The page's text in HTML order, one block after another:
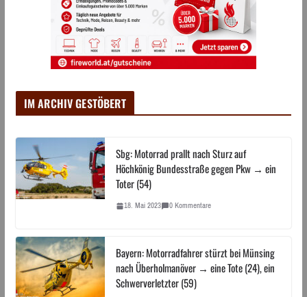
IM ARCHIV GESTÖBERT
Sbg: Motorrad prallt nach Sturz auf
Höchkönig Bundesstraße gegen Pkw → ein
Toter (54)
18. Mai 2023 0 Kommentare
Bayern: Motorradfahrer stürzt bei Münsing
nach Überholmanöver → eine Tote (24), ein
Schwerverletzter (59)